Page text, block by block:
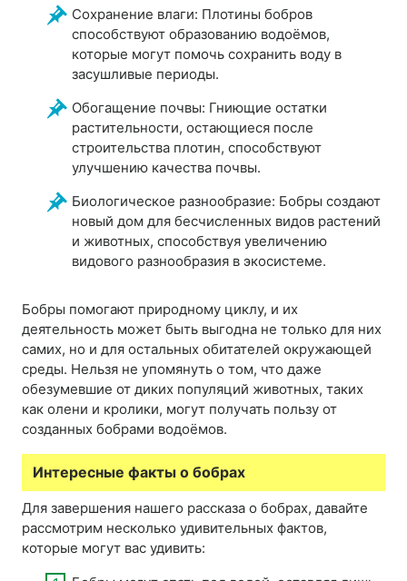
Сохранение влаги: Плотины бобров
способствуют образованию водоёмов,
которые могут помочь сохранить воду в
засушливые периоды.
Обогащение почвы: Гниющие остатки
растительности, остающиеся после
строительства плотин, способствуют
улучшению качества почвы.
Биологическое разнообразие: Бобры создают
новый дом для бесчисленных видов растений
и животных, способствуя увеличению
видового разнообразия в экосистеме.
Бобры помогают природному циклу, и их
деятельность может быть выгодна не только для них
самих, но и для остальных обитателей окружающей
среды. Нельзя не упомянуть о том, что даже
обезумевшие от диких популяций животных, таких
как олени и кролики, могут получать пользу от
созданных бобрами водоёмов.
Интересные факты о бобрах
Для завершения нашего рассказа о бобрах, давайте
рассмотрим несколько удивительных фактов,
которые могут вас удивить: